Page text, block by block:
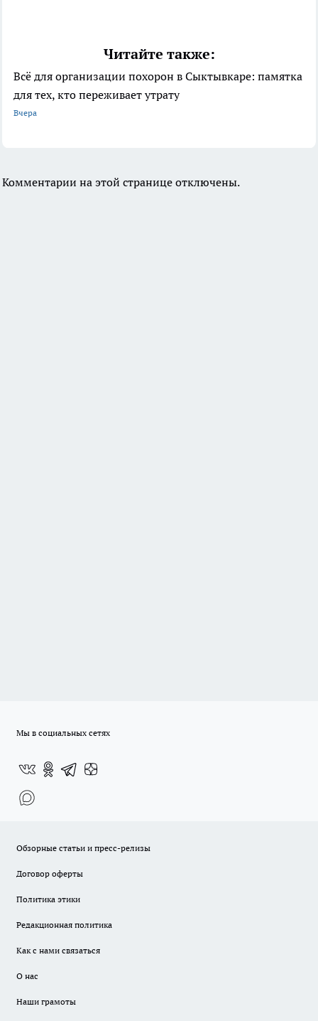
Читайте также:
Всё для организации похорон в Сыктывкаре: памятка
для тех, кто переживает утрату
Вчера
Комментарии на этой странице отключены.
Мы в социальных сетях
Обзорные статьи и пресс-релизы
Договор оферты
Политика этики
Редакционная политика
Как с нами связаться
О нас
Наши грамоты